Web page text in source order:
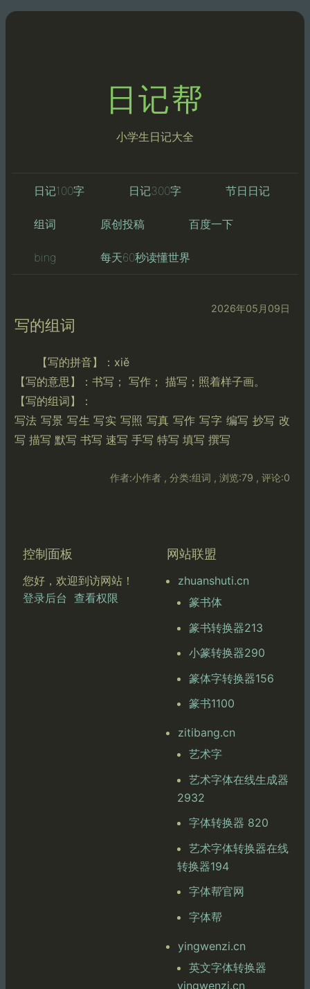
日记帮
小学生日记大全
日记100字 日记300字 节日日记
组词 原创投稿 百度一下
bing 每天60秒读懂世界
2026年05月09日
写的组词
【写的拼音】：xiě
【写的意思】：书写； 写作； 描写；照着样子画。
【写的组词】：
写法 写景 写生 写实 写照 写真 写作 写字 编写 抄写 改
写 描写 默写 书写 速写 手写 特写 填写 撰写
作者:小作者 , 分类:组词 , 浏览:79 , 评论:0
控制面板
您好，欢迎到访网站！
登录后台 查看权限
网站联盟
zhuanshuti.cn
篆书体
篆书转换器213
小篆转换器290
篆体字转换器156
篆书1100
zitibang.cn
艺术字
艺术字体在线生成器
2932
字体转换器 820
艺术字体转换器在线
转换器194
字体帮官网
字体帮
yingwenzi.cn
英文字体转换器
yingwenzi.cn